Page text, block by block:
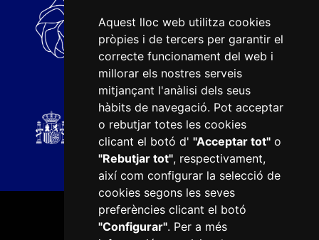
Aquest lloc web utilitza cookies
pròpies i de tercers per garantir el
correcte funcionament del web i
millorar els nostres serveis
mitjançant l'anàlisi dels seus
hàbits de navegació. Pot acceptar
o rebutjar totes les cookies
clicant el botó d' "Acceptar tot"o
"Rebutjar tot", respectivament,
així com configurar la selecció de
cookies segons les seves
preferències clicant el botó
"Configurar". Per a més